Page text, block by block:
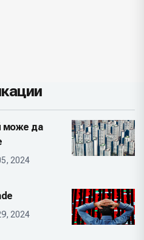
може да
2024
2024